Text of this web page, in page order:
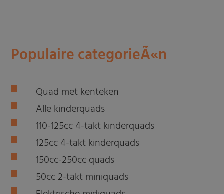
Populaire categorieÃ«n
Quad met kenteken
Alle kinderquads
110-125cc 4-takt kinderquads
125cc 4-takt kinderquads
150cc-250cc quads
50cc 2-takt miniquads